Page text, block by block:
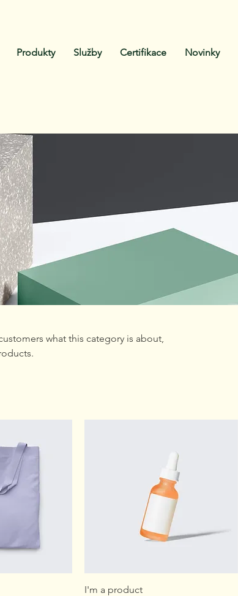
Produkty Služby Certifikace Novinky
what this category is about,
I'm a product